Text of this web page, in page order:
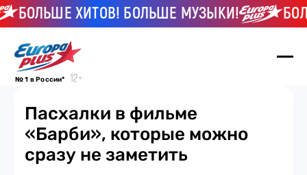
ХИТОВ! БОЛЬШЕ МУЗЫКИ!
№ 1 в России*
Пасхалки в фильме
«Барби», которые можно
сразу не заметить